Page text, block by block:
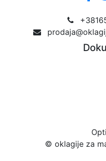
© oklagije za